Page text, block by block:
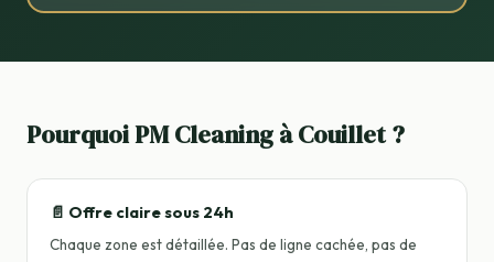
Pourquoi PM Cleaning à Couillet ?
📄 Offre claire sous 24h
Chaque zone est détaillée. Pas de ligne cachée, pas de